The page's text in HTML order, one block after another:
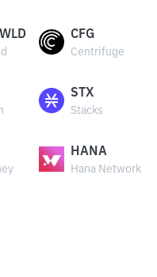
CFG
Centrifuge
STX
Stacks
HANA
Hana Network